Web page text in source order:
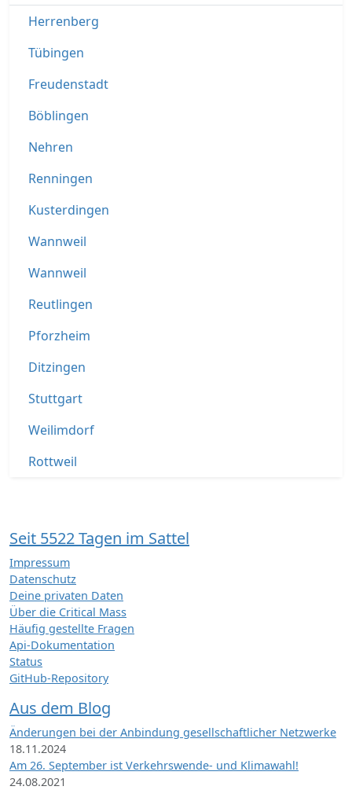
Herrenberg
Tübingen
Freudenstadt
Böblingen
Nehren
Renningen
Kusterdingen
Wannweil
Wannweil
Reutlingen
Pforzheim
Ditzingen
Stuttgart
Weilimdorf
Rottweil
Seit 5522 Tagen im Sattel
Impressum
Datenschutz
Deine privaten Daten
Über die Critical Mass
Häufig gestellte Fragen
Api-Dokumentation
Status
GitHub-Repository
Aus dem Blog
Änderungen bei der Anbindung gesellschaftlicher Netzwerke
18.11.2024
Am 26. September ist Verkehrswende- und Klimawahl!
24.08.2021